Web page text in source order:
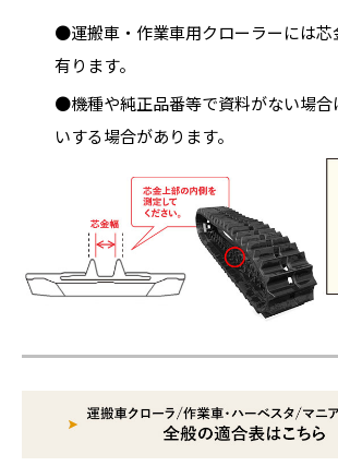
●運搬車・作業車用クローラーには芯
有ります。
●機種や純正品番等で資料がない場合
いする場合があります。